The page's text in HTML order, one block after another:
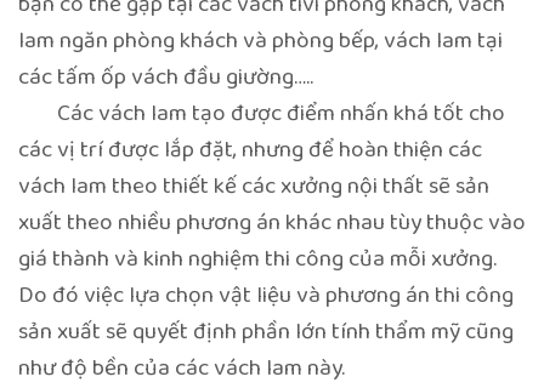
lam ngăn phòng khách và phòng bếp, vách lam tại
các tấm ốp vách đầu giường…..
Các vách lam tạo được điểm nhấn khá tốt cho
các vị trí được lắp đặt, nhưng để hoàn thiện các
vách lam theo thiết kế các xưởng nội thất sẽ sản
xuất theo nhiều phương án khác nhau tùy thuộc vào
giá thành và kinh nghiệm thi công của mỗi xưởng.
Do đó việc lựa chọn vật liệu và phương án thi công
sản xuất sẽ quyết định phần lớn tính thẩm mỹ cũng
như độ bền của các vách lam này.